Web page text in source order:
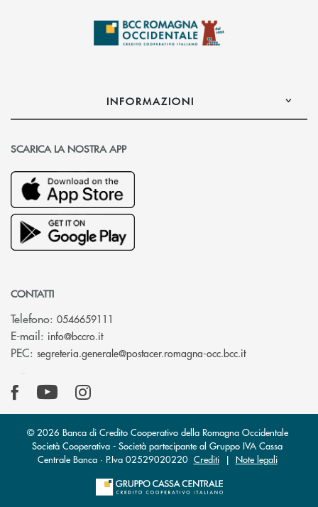
INFORMAZIONI
SCARICA LA NOSTRA APP
CONTATTI
Telefono: 0546659111
E-mail: info@bccro.it(si apre l’app di posta elettronica)
PEC: segreteria.generale@postacer.romagna-occ.bcc.it(si apre l’app
© 2026 Banca di Credito Cooperativo della Romagna Occidentale
Società Cooperativa - Società partecipante al Gruppo IVA Cassa
Centrale Banca · P.Iva 02529020220 Crediti| Note legali